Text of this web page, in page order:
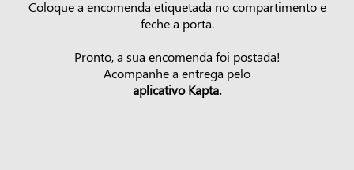
Coloque a encomenda etiquetada no compartimento e
feche a porta.
Pronto, a sua encomenda foi postada!
Acompanhe a entrega pelo
aplicativo Kapta.